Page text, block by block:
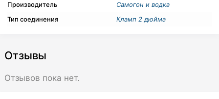
Производитель
Самогон и водка
Тип соединения
Кламп 2 дюйма
Отзывы
Отзывов пока нет.